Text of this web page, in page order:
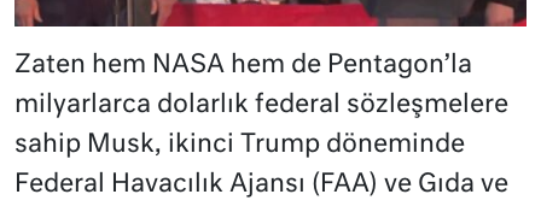
Zaten hem NASA hem de Pentagon’la
milyarlarca dolarlık federal sözleşmelere
sahip Musk, ikinci Trump döneminde
Federal Havacılık Ajansı (FAA) ve Gıda ve